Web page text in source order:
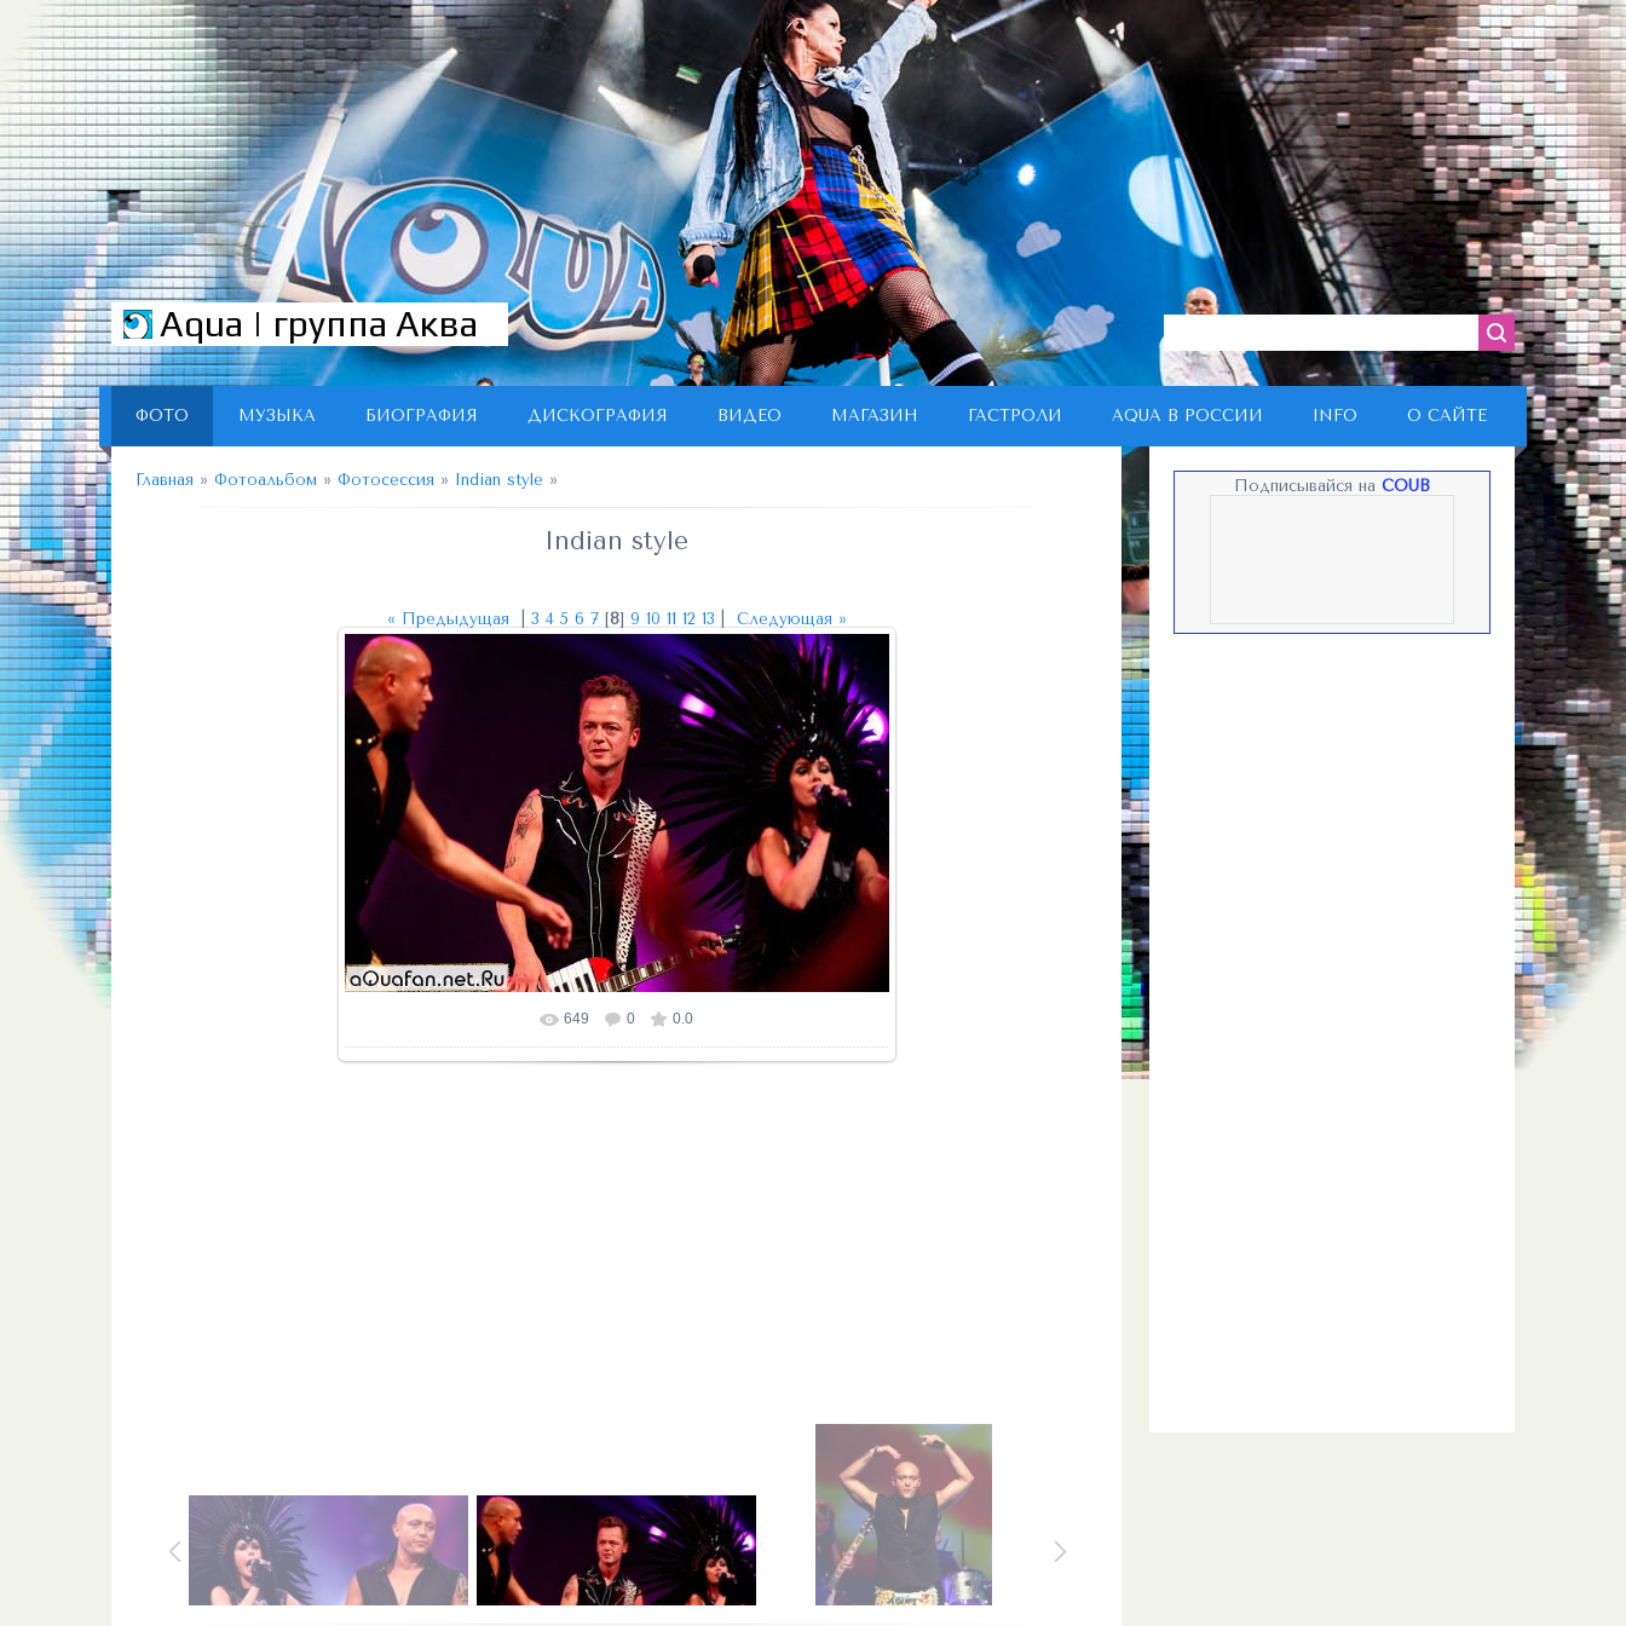
Aqua | группа Аква
ФОТО МУЗЫКА БИОГРАФИЯ ДИСКОГРАФИЯ ВИДЕО МАГАЗИН ГАСТРОЛИ AQUA В РОССИИ INFO О САЙТЕ
Главная » Фотоальбом » Фотосессия » Indian style »
Indian style
« Предыдущая 3 4 5 6 7[8] 9 10 11 12 13 Следующая »
649 0 0.0
Подписывайся наCOUB